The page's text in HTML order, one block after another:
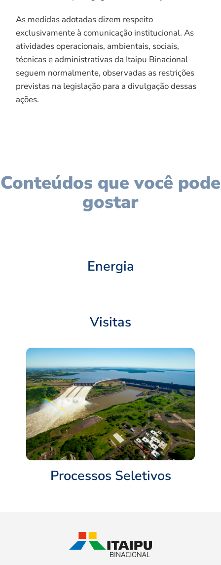
As medidas adotadas dizem respeito
exclusivamente à comunicação institucional. As
atividades operacionais, ambientais, sociais,
técnicas e administrativas da Itaipu Binacional
seguem normalmente, observadas as restrições
previstas na legislação para a divulgação dessas
ações.
Conteúdos que você pode
gostar
Energia
Visitas
Processos Seletivos